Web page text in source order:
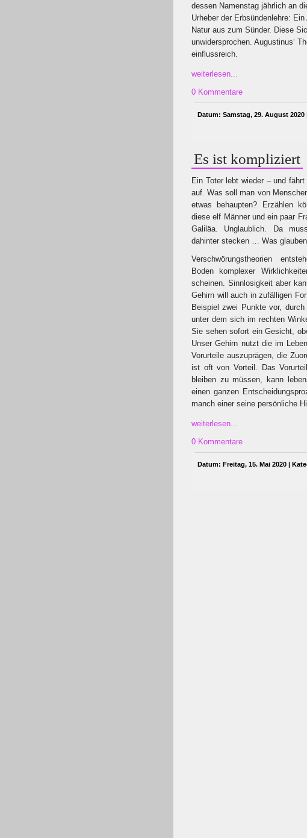
dessen Namenstag jährlich an
Urheber der Erbsündenlehre:
Natur aus zum Sünder. Diese
unwidersprochen. Augustinus‘
einflussreich.
weiterlesen...
0 Kommentare
Datum: Samstag, 29. August 2020
Es ist kompliziert
Ein Toter lebt wieder – und fährt
auf. Was soll man von
etwas behaupten? Erzählen
diese elf Männer und ein paar
Galiläa. Unglaublich. Da
dahinter stecken … Was
Verschwörungstheorien
Boden komplexer
scheinen. Sinnlosigkeit aber
Gehirn will auch in zufälligen
Beispiel zwei Punkte vor,
unter dem sich im rechten
Sie sehen sofort ein Gesicht,
Unser Gehirn nutzt die im
Vorurteile auszuprägen, die
ist oft von Vorteil. Das
bleiben zu müssen, kann
einen ganzen
manch einer seine persönliche
weiterlesen...
0 Kommentare
Datum: Freitag, 15. Mai 2020 |